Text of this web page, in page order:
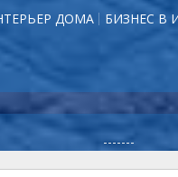
ДОМА БИЗНЕС В
-------